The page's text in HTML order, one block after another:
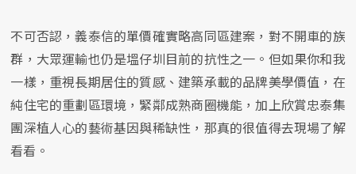
不可否認，義泰信的單價確實略高同區建案，對不開車的族
群，大眾運輸也仍是塭仔圳目前的抗性之一。但如果你和我
一樣，重視長期居住的質感、建築承載的品牌美學價值，在
純住宅的重劃區環境，緊鄰成熟商圈機能，加上欣賞忠泰集
團深植人心的藝術基因與稀缺性，那真的很值得去現場了解
看看。